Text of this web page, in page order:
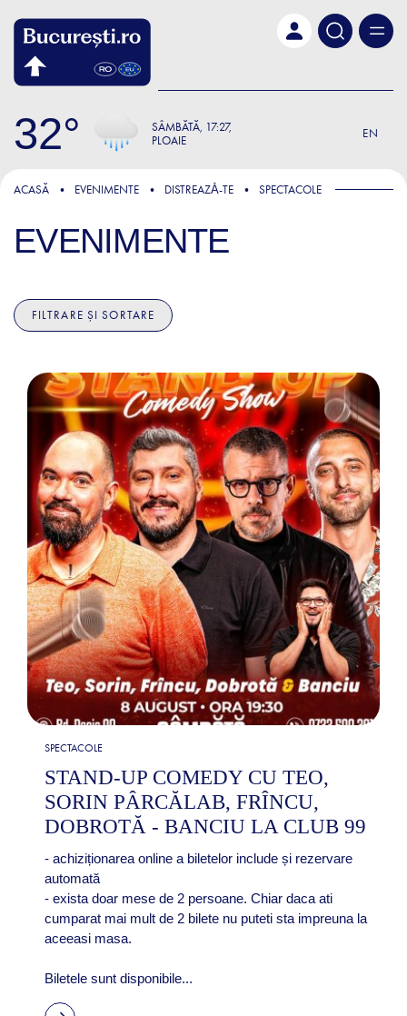
32 SÂMBĂTĂ 17:27
PLOAIE
EN
ACASĂ EVENIMENTE DISTREAZǍ-TE SPECTACOLE
EVENIMENTE
FILTRARE ȘI SORTARE
SPECTACOLE
STAND-UP COMEDY CU TEO,
SORIN PÂRCĂLAB, FRÎNCU,
DOBROTĂ - BANCIU LA CLUB 99
- achiziționarea online a biletelor include și rezervare
automată
- exista doar mese de 2 persoane. Chiar daca ati
cumparat mai mult de 2 bilete nu puteti sta impreuna la
aceeasi masa.
Biletele sunt disponibile...